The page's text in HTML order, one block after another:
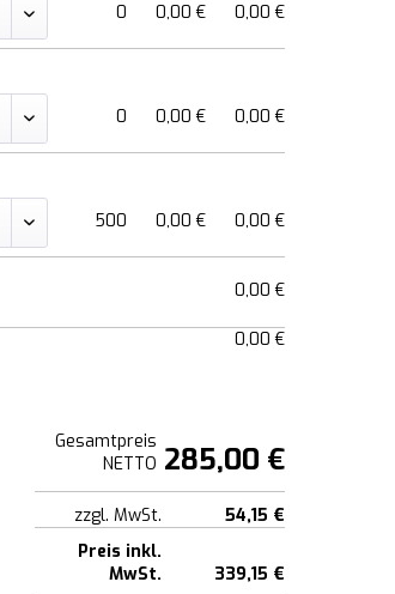
0
0,00 € 0,00 €
0
0,00 € 0,00 €
500
0,00 € 0,00 €
0,00 €
0,00 €
Gesamtpreis
NETTO 285,00 €
zzgl. MwSt.
54,15 €
Preis inkl.
MwSt.
339,15 €